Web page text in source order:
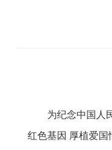
为纪念中国人民
红色基因 厚植爱